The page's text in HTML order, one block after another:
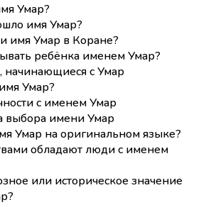
Умар?
имя Умар?
имя Умар в Коране?
ребёнка именем Умар?
начинающиеся с Умар
Умар?
с именем Умар
выбора имени Умар
Умар на оригинальном языке?
обладают люди с именем
или историческое значение